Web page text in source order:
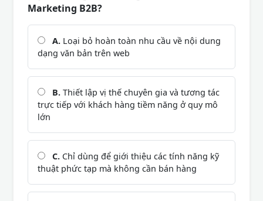
Marketing B2B?
A. Loại bỏ hoàn toàn nhu cầu về nội dung
dạng văn bản trên web
B. Thiết lập vị thế chuyên gia và tương tác
trực tiếp với khách hàng tiềm năng ở quy mô
lớn
C. Chỉ dùng để giới thiệu các tính năng kỹ
thuật phức tạp mà không cần bán hàng